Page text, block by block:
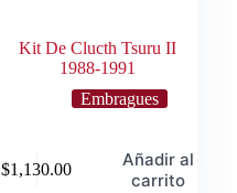
Kit De Clucth Tsuru II
1988-1991
Embragues
$1,130.00
Añadir al
carrito